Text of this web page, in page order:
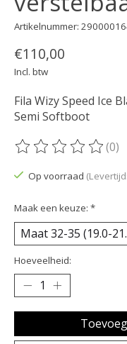
Artikelnummer:
€110,00
Incl. btw
Fila Wizy Speed Ice
Semi Softboot
De beoordeling van
(0)
Op voorraad
Maak een keuze: *
Hoeveelheid: